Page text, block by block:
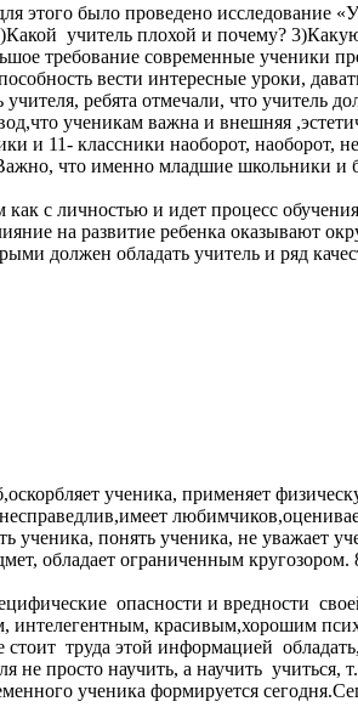
этого было проведено исследование
учитель плохой и почему?
требование современные ученики
вести интересные уроки,
ребята отмечали, что учитель
ученикам важна и внешняя
и 11- классники наоборот, наоборот,
что именно младшие школьники и
с личностью и идет процесс
на развитие ребенка оказывают
должен обладать учитель и ряд
ученика, применяет
понять ученика, не уважает
обладает ограниченным кругозором.
опасности и вредности
красивым,хорошим
труда этой информацией
просто научить, а научить
ученика формируется